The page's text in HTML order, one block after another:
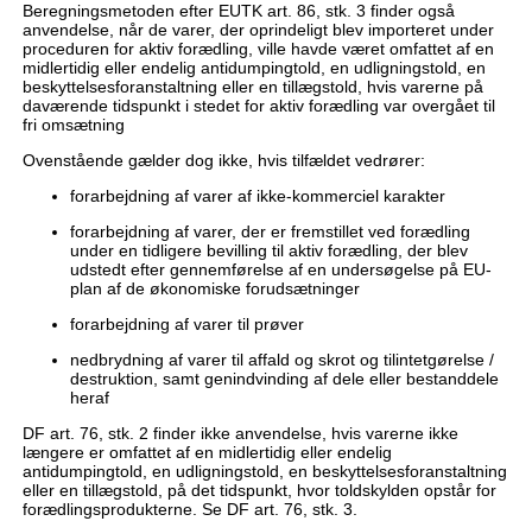
Beregningsmetoden efter EUTK art. 86, stk. 3 finder også
anvendelse, når de varer, der oprindeligt blev importeret under
proceduren for aktiv forædling, ville havde været omfattet af en
midlertidig eller endelig antidumpingtold, en udligningstold, en
beskyttelsesforanstaltning eller en tillægstold, hvis varerne på
daværende tidspunkt i stedet for aktiv forædling var overgået til
fri omsætning
Ovenstående gælder dog ikke, hvis tilfældet vedrører:
forarbejdning af varer af ikke-kommerciel karakter
forarbejdning af varer, der er fremstillet ved forædling
under en tidligere bevilling til aktiv forædling, der blev
udstedt efter gennemførelse af en undersøgelse på EU-
plan af de økonomiske forudsætninger
forarbejdning af varer til prøver
nedbrydning af varer til affald og skrot og tilintetgørelse /
destruktion, samt genindvinding af dele eller bestanddele
heraf
DF art. 76, stk. 2 finder ikke anvendelse, hvis varerne ikke
længere er omfattet af en midlertidig eller endelig
antidumpingtold, en udligningstold, en beskyttelsesforanstaltning
eller en tillægstold, på det tidspunkt, hvor toldskylden opstår for
forædlingsprodukterne. Se DF art. 76, stk. 3.